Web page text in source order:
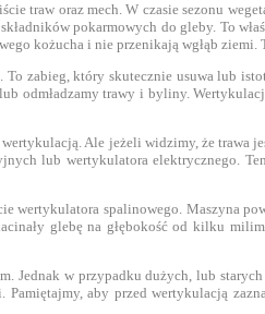
traw oraz mech. W czasie sezonu
pokarmowych do gleby. To
kożucha i nie przenikają wgłąb ziemi.
zabieg, który skutecznie usuwa lub
odmładzamy trawy i byliny.
Ale jeżeli widzimy, że trawa
lub wertykulatora elektrycznego.
wertykulatora spalinowego. Maszyna
glebę na głębokość od kilku
Jednak w przypadku dużych, lub
aby przed wertykulacją